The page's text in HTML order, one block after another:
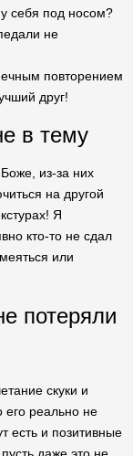
себя под носом?
не
повторением
друг!
в тему
из-за них
на другой
Я
кто-то не сдал
или
потеряли
скуки и
его реально не
есть и позитивные